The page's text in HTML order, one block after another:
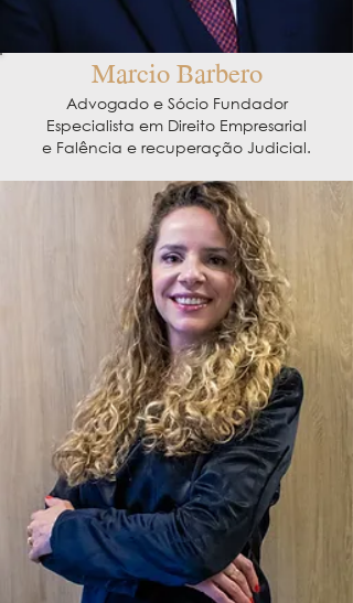
Marcio Barbero
Advogado e Sócio Fundador
Especialista em Direito Empresarial
e Falência e recuperação Judicial.